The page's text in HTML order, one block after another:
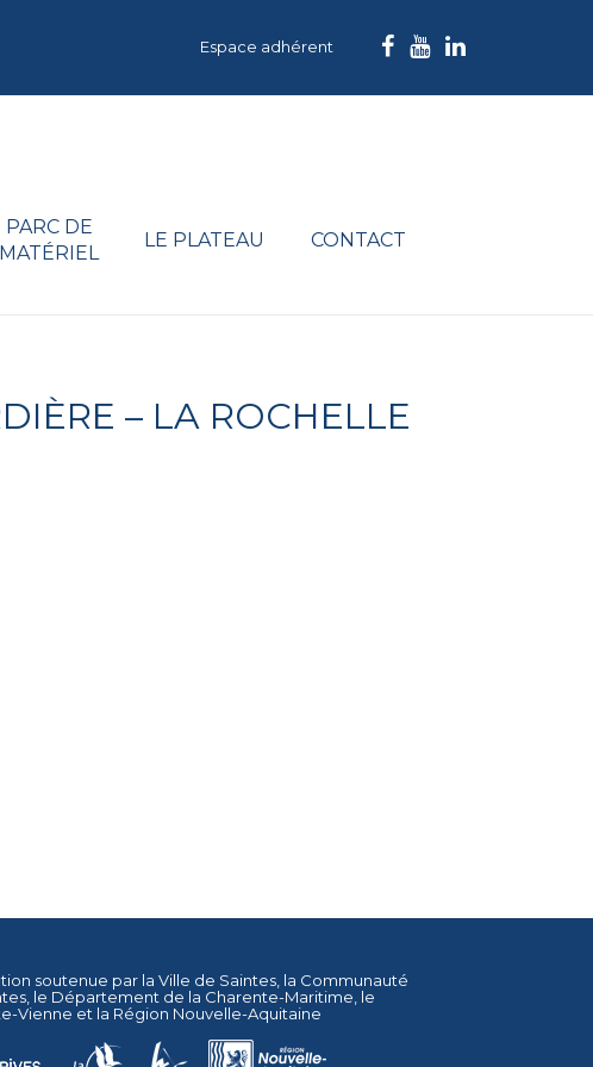
Espace adhérent
PARC DE
MATÉRIEL
LE PLATEAU CONTACT
– LA ROCHELLE
soutenue par la Ville de Saintes , la Communauté
, le Département de la Charente-Maritime , le
Vienne et la Région Nouvelle-Aquitaine